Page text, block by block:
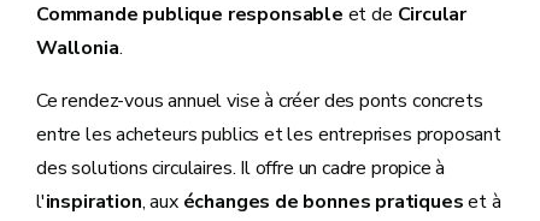
Commande publique responsable et de Circular
Wallonia.
Ce rendez-vous annuel vise à créer des ponts concrets
entre les acheteurs publics et les entreprises proposant
des solutions circulaires. Il offre un cadre propice à
l'inspiration, aux échanges de bonnes pratiqueset à